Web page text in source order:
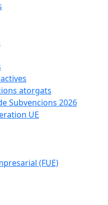
atorgats
Subvencions 2026
UE
(FUE)